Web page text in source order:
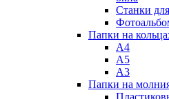
Станки
Папки на
А4
А5
А3
Папки на